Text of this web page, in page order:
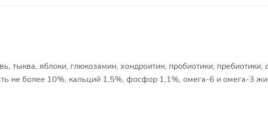
тыква, яблоки, глюкозамин, хондроитин, пробиотики,
не более 10%, кальций 1,5%, фосфор 1,1%, омега-6 и омега-3